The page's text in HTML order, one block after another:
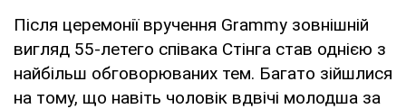
Після церемонії вручення Grammy зовнішній
вигляд 55-летего співака Стінга став однією з
найбільш обговорюваних тем. Багато зійшлися
на тому, що навіть чоловік вдвічі молодша за